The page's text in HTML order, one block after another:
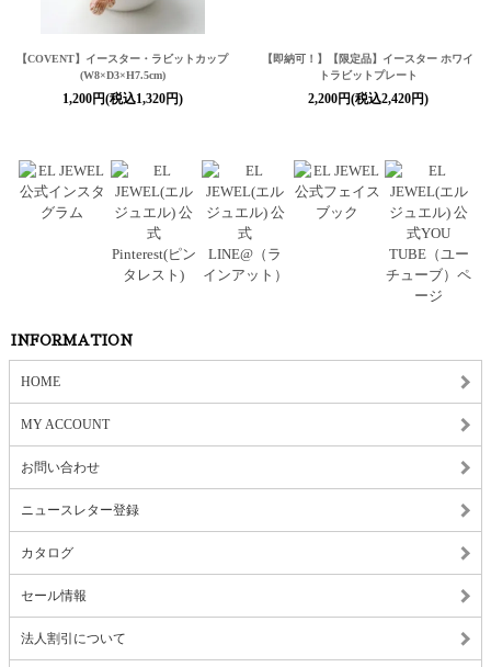
【COVENT】イースター・ラビットカップ
(W8×D3×H7.5cm)
1,200円(税込1,320円)
【即納可！】【限定品】イースター ホワイ
トラビットプレート
2,200円(税込2,420円)
INFORMATION
HOME
MY ACCOUNT
お問い合わせ
ニュースレター登録
カタログ
セール情報
法人割引について